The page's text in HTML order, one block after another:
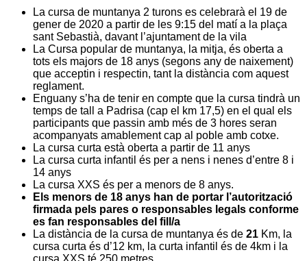
La cursa de muntanya 2 turons es celebrarà el 19 de
gener de 2020 a partir de les 9:15 del matí a la plaça
sant Sebastià, davant l’ajuntament de la vila
La Cursa popular de muntanya, la mitja, és oberta a
tots els majors de 18 anys (segons any de naixement)
que acceptin i respectin, tant la distància com aquest
reglament.
Enguany s’ha de tenir en compte que la cursa tindrà un
temps de tall a Padrisa (cap el km 17,5) en el qual els
participants que passin amb més de 3 hores seran
acompanyats amablement cap al poble amb cotxe.
La cursa curta està oberta a partir de 11 anys
La cursa curta infantil és per a nens i nenes d’entre 8 i
14 anys
La cursa XXS és per a menors de 8 anys.
Els menors de 18 anys han de portar l’autorització
firmada pels pares o responsables legals conforme
es fan responsables del fill/a
La distància de la cursa de muntanya és de 21 Km, la
cursa curta és d’12 km, la curta infantil és de 4km i la
cursa XXS té 250 metres